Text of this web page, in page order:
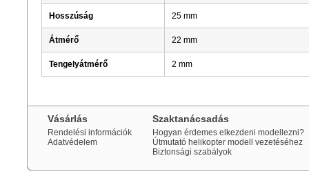
Hosszúság 25 mm
Átmérő 22 mm
Tengelyátmérő 2 mm
Vásárlás
Rendelési információk
Adatvédelem
Szaktanácsadás
Hogyan érdemes elkezdeni modellezni?
Útmutató helikopter modell vezetéséhez
Biztonsági szabályok